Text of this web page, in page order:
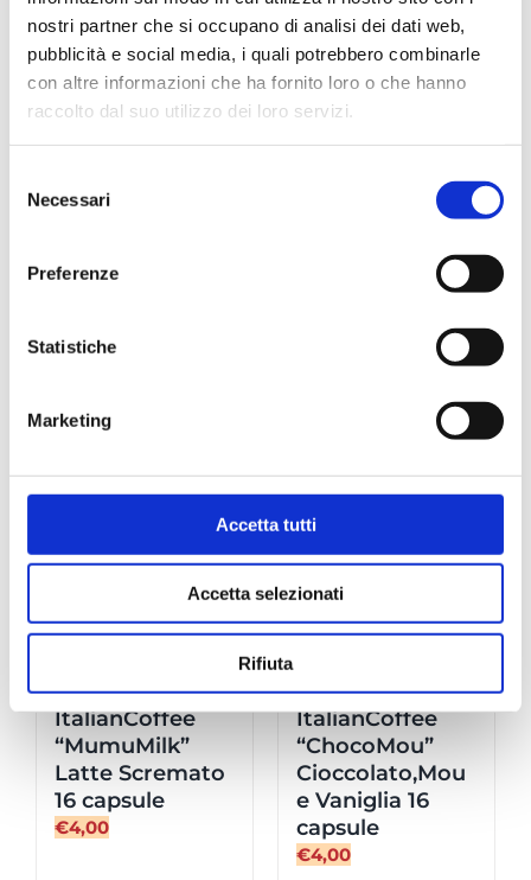
nostri partner che si occupano di analisi dei dati web,
pubblicità e social media, i quali potrebbero combinarle
con altre informazioni che ha fornito loro o che hanno
raccolto dal suo utilizzo dei loro servizi.
delNecessari
Preferenze
Statistiche
Marketing
Accetta tutti
Accetta selezionati
Rifiuta
“ChocoMint”
Cioccolato e
Menta 16
capsule
€4,00
quantità
Cioccolato 16
capsule
€4,00
DolceGusto
Cioccolato
quantità
DolceGusto –
ItalianCoffee
“MumuMilk”
Latte Scremato
16 capsule
€4,00
DolceGusto –
ItalianCoffee
“ChocoMou”
Cioccolato,Mou
e Vaniglia 16
capsule
€4,00